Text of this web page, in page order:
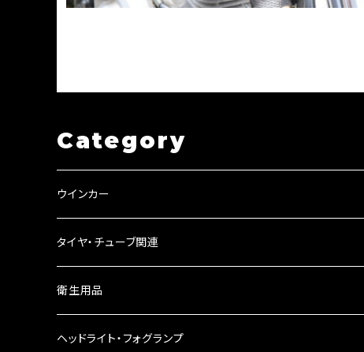
Category
ウインカー
ウインカーリレー
ウインカーレンズ
LEDウインカー
タイヤ・チューブ関連
衛生用品
ヘッドライト・フォグランプ